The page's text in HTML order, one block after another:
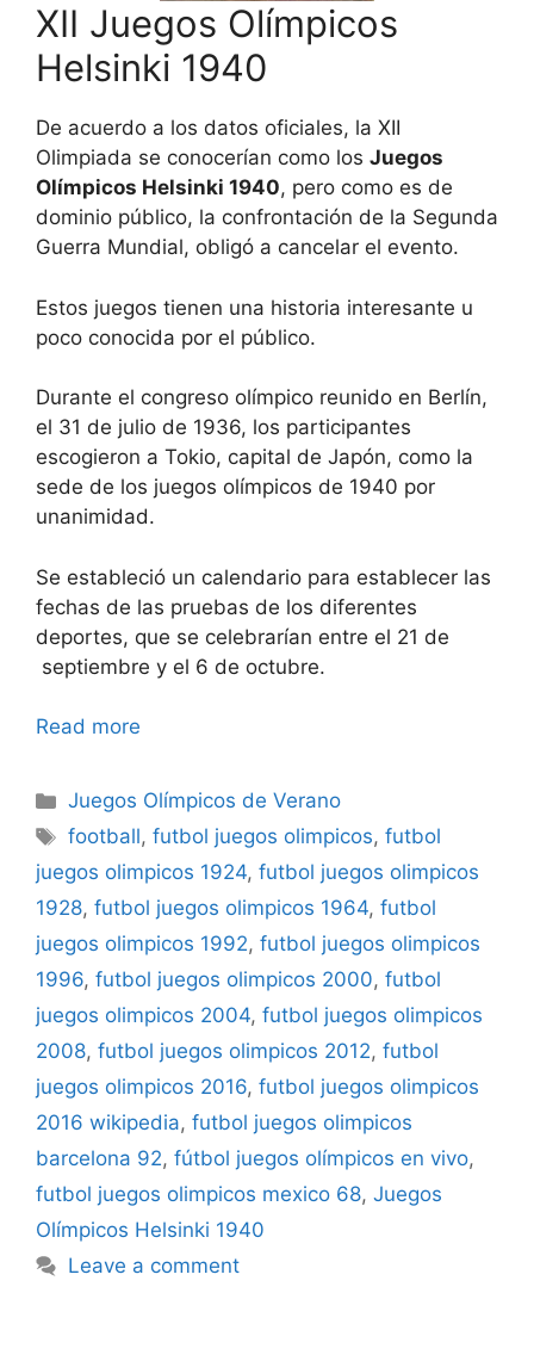
XII Juegos Olímpicos
Helsinki 1940
De acuerdo a los datos oficiales, la XII
Olimpiada se conocerían como los Juegos
Olímpicos Helsinki 1940, pero como es de
dominio público, la confrontación de la Segunda
Guerra Mundial, obligó a cancelar el evento.
Estos juegos tienen una historia interesante u
poco conocida por el público.
Durante el congreso olímpico reunido en Berlín,
el 31 de julio de 1936, los participantes
escogieron a Tokio, capital de Japón, como la
sede de los juegos olímpicos de 1940 por
unanimidad.
Se estableció un calendario para establecer las
fechas de las pruebas de los diferentes
deportes, que se celebrarían entre el 21 de
septiembre y el 6 de octubre.
Read more
Categories
Juegos Olímpicos de Verano
Tags
football,futbol juegos olimpicos,futbol
juegos olimpicos 1924, futbol juegos olimpicos
1928, futbol juegos olimpicos 1964, futbol
juegos olimpicos 1992, futbol juegos olimpicos
1996, futbol juegos olimpicos 2000, futbol
juegos olimpicos 2004, futbol juegos olimpicos
2008, futbol juegos olimpicos 2012, futbol
juegos olimpicos 2016, futbol juegos olimpicos
2016 wikipedia, futbol juegos olimpicos
barcelona 92, fútbol juegos olímpicos en vivo,
futbol juegos olimpicos mexico 68, Juegos
Olímpicos Helsinki 1940
Leave a comment